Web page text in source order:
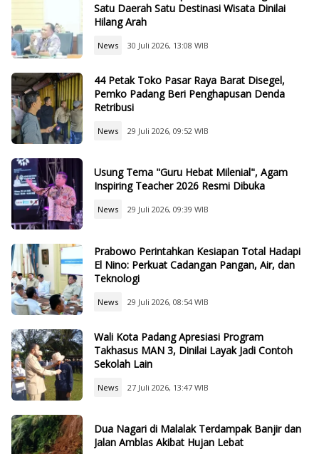
Satu Daerah Satu Destinasi Wisata Dinilai
Hilang Arah
News 30 Juli 2026, 13:08 WIB
44 Petak Toko Pasar Raya Barat Disegel,
Pemko Padang Beri Penghapusan Denda
Retribusi
News 29 Juli 2026, 09:52 WIB
Usung Tema "Guru Hebat Milenial", Agam
Inspiring Teacher 2026 Resmi Dibuka
News 29 Juli 2026, 09:39 WIB
Prabowo Perintahkan Kesiapan Total Hadapi
El Nino: Perkuat Cadangan Pangan, Air, dan
Teknologi
News 29 Juli 2026, 08:54 WIB
Wali Kota Padang Apresiasi Program
Takhasus MAN 3, Dinilai Layak Jadi Contoh
Sekolah Lain
News 27 Juli 2026, 13:47 WIB
Dua Nagari di Malalak Terdampak Banjir dan
Jalan Amblas Akibat Hujan Lebat